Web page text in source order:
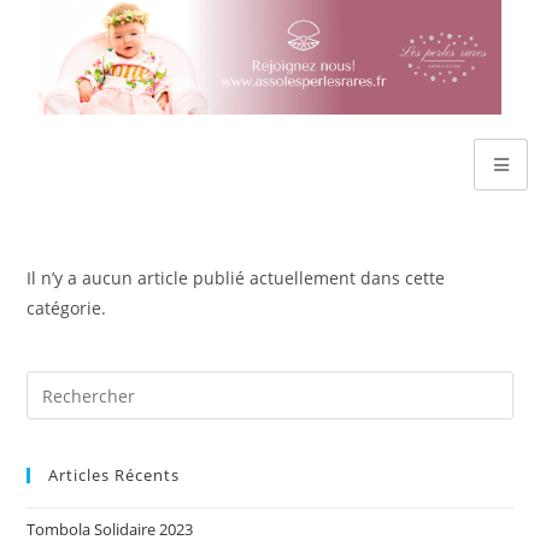
Il n’y a aucun article publié actuellement dans cette
catégorie.
Articles Récents
Tombola Solidaire 2023